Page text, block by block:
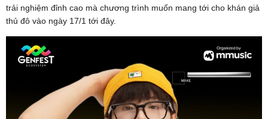
trải nghiệm đỉnh cao mà chương trình muốn mang tới cho khán giả
thủ đô vào ngày 17/1 tới đây.